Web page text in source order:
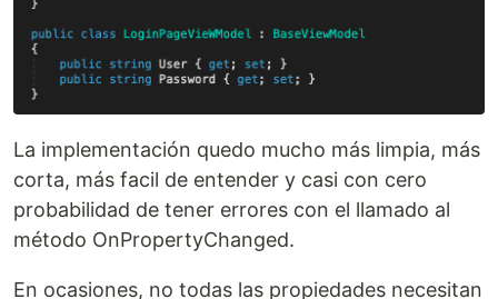
La implementación quedo mucho más limpia, más
corta, más facil de entender y casi con cero
probabilidad de tener errores con el llamado al
método OnPropertyChanged.
En ocasiones, no todas las propiedades necesitan